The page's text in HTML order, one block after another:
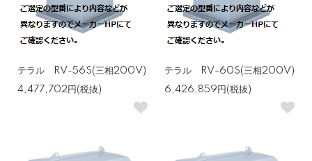
テラル RV-56S(三相200V)
4,477,702円(税抜)
テラル RV-60S(三相200V)
6,426,859円(税抜)